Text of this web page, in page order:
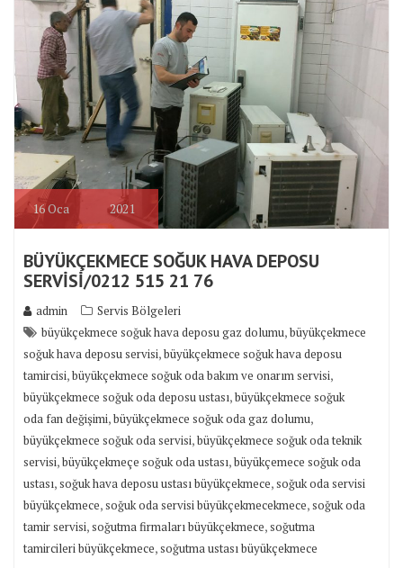
16Oca 2021
BÜYÜKÇEKMECE SOĞUK HAVA DEPOSU
SERVİSİ/0212 515 21 76
admin
Servis Bölgeleri
büyükçekmece soğuk hava deposu gaz dolumu,büyükçekmece
soğuk hava deposu servisi,büyükçekmece soğuk hava deposu
tamircisi,büyükçekmece soğuk oda bakım ve onarım servisi,
büyükçekmece soğuk oda deposu ustası,büyükçekmece soğuk
oda fan değişimi,büyükçekmece soğuk oda gaz dolumu,
büyükçekmece soğuk oda servisi,büyükçekmece soğuk oda teknik
servisi,büyükçekmeçe soğuk oda ustası,büyükçemece soğuk oda
ustası,soğuk hava deposu ustası büyükçekmece,soğuk oda servisi
büyükçekmece,soğuk oda servisi büyükçekmecekmece,soğuk oda
tamir servisi,soğutma firmaları büyükçekmece,soğutma
tamircileri büyükçekmece,soğutma ustası büyükçekmece